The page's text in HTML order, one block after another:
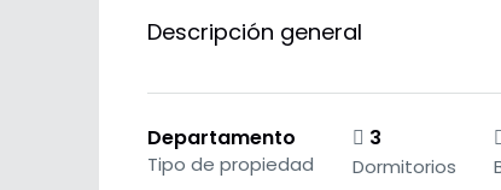
Descripción general
Departamento
Tipo de propiedad
3
Dormitorios